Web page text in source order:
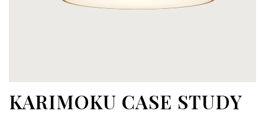
KARIMOKU CASE STUDY